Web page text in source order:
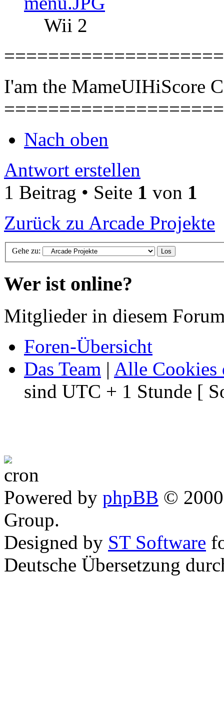
Wii 2
I'am the MameUIHiScore
Nach oben
Antwort erstellen
1 Beitrag • Seite 1 von 1
Zurück zu Arcade Projekte
Gehe zu:
Wer ist online?
Mitglieder in diesem
Foren-Übersicht
Das Team | Alle Cookies
sind UTC + 1 Stunde [
Powered by phpBB ©
Group.
Designed by ST Software
Deutsche Übersetzung